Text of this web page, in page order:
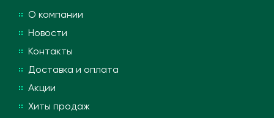
О компании
Новости
Контакты
Доставка и оплата
Акции
Хиты продаж